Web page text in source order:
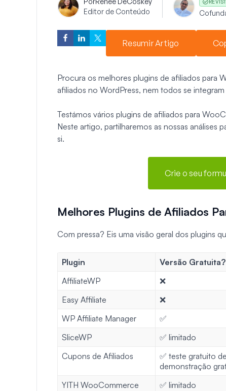
Editor de Conteúdo
Resumir Artigo
Procura os melhores plugins de afiliados para
afiliados no WordPress, nem todos se
Testámos vários plugins de afiliados para
Neste artigo, partilharemos as nossas análises
si.
Crie o seu
Melhores Plugins de Afiliados
Com pressa? Eis uma visão geral dos plugins
Plugin Versão Gratuita?
AffiliateWP
❌
Easy Affiliate
❌
WP Affiliate Manager
✅
SliceWP
✅ limitado
Cupons de Afiliados
✅ teste gratuito
demonstração
YITH WooCommerce
✅ limitado